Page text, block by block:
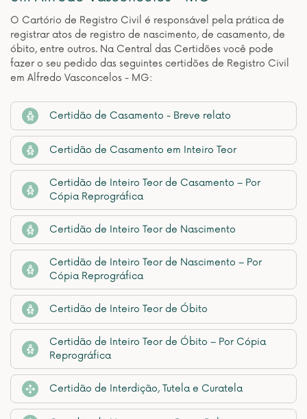
O Cartório de Registro Civil é responsável pela prática de
registrar atos de registro de nascimento, de casamento, de
óbito, entre outros. Na Central das Certidões você pode
fazer o seu pedido das seguintes certidões de Registro Civil
em Alfredo Vasconcelos - MG:
Certidão de Casamento - Breve relato
Certidão de Casamento em Inteiro Teor
Certidão de Inteiro Teor de Casamento – Por
Cópia Reprográfica
Certidão de Inteiro Teor de Nascimento
Certidão de Inteiro Teor de Nascimento – Por
Cópia Reprográfica
Certidão de Inteiro Teor de Óbito
Certidão de Inteiro Teor de Óbito – Por Cópia
Reprográfica
Certidão de Interdição, Tutela e Curatela